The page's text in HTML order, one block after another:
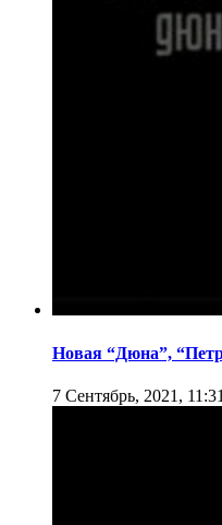
Новая “Дюна”,
7 Сентябрь, 2021, 11:31